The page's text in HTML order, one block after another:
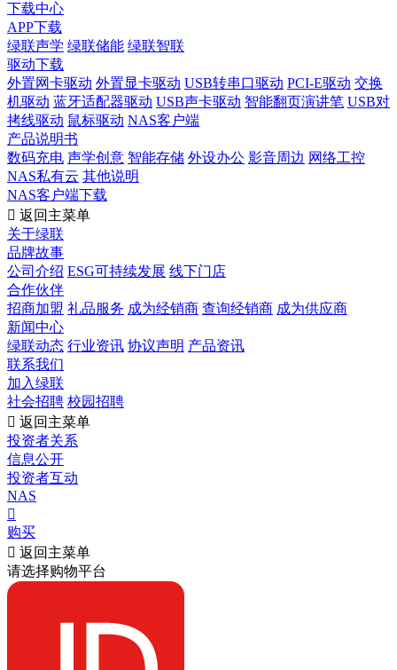
下载中心
APP下载
绿联声学 绿联储能 绿联智联
驱动下载
外置网卡驱动 外置显卡驱动 USB转串口驱动 PCI-E驱动 交换
机驱动 蓝牙适配器驱动 USB声卡驱动 智能翻页演讲笔 USB对
拷线驱动 鼠标驱动 NAS客户端
产品说明书
数码充电 声学创意 智能存储 外设办公 影音周边 网络工控
NAS私有云 其他说明
NAS客户端下载
 返回主菜单
关于绿联
品牌故事
公司介绍 ESG可持续发展 线下门店
合作伙伴
招商加盟 礼品服务 成为经销商 查询经销商 成为供应商
新闻中心
绿联动态 行业资讯 协议声明 产品资讯
联系我们
加入绿联
社会招聘 校园招聘
 返回主菜单
投资者关系
信息公开
投资者互动
NAS

购买
 返回主菜单
请选择购物平台